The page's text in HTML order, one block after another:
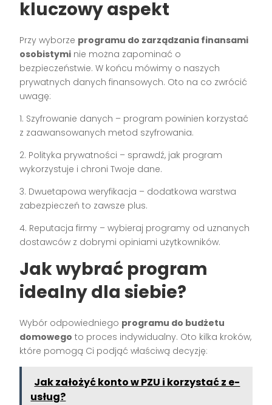
kluczowy aspekt
Przy wyborze programu do zarządzania finansami
osobistymi nie można zapominać o
bezpieczeństwie. W końcu mówimy o naszych
prywatnych danych finansowych. Oto na co zwrócić
uwagę:
1. Szyfrowanie danych – program powinien korzystać
z zaawansowanych metod szyfrowania.
2. Polityka prywatności – sprawdź, jak program
wykorzystuje i chroni Twoje dane.
3. Dwuetapowa weryfikacja – dodatkowa warstwa
zabezpieczeń to zawsze plus.
4. Reputacja firmy – wybieraj programy od uznanych
dostawców z dobrymi opiniami użytkowników.
Jak wybrać program
idealny dla siebie?
Wybór odpowiedniego programu do budżetu
domowego to proces indywidualny. Oto kilka kroków,
które pomogą Ci podjąć właściwą decyzję:
Jak założyć konto w PZU i korzystać z e-
usług?